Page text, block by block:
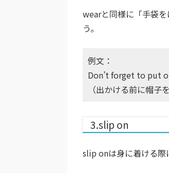
wearと同様に「手袋
う。
例文：
Don’t forget to put
（出かける前に帽子
3.slip on
slip onは身に着ける際